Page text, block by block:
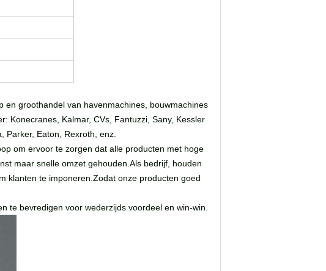
en groothandel van havenmachines, bouwmachines
Konecranes, Kalmar, CVs, Fantuzzi, Sany, Kessler
Parker, Eaton, Rexroth, enz.
om ervoor te zorgen dat alle producten met hoge
maar snelle omzet gehouden.Als bedrijf, houden
klanten te imponeren.Zodat onze producten goed
te bevredigen voor wederzijds voordeel en win-win.